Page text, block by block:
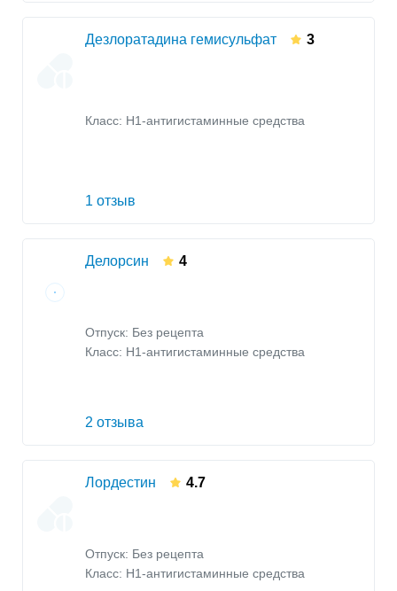
Дезлоратадина гемисульфат 3
Класс: H1-антигистаминные средства
1 отзыв
Делорсин 4
Отпуск: Без рецепта
Класс: H1-антигистаминные средства
2 отзыва
Лордестин 4.7
Отпуск: Без рецепта
Класс: H1-антигистаминные средства